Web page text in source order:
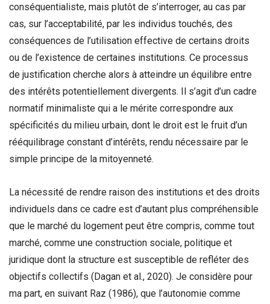
conséquentialiste, mais plutôt de s’interroger, au cas par
cas, sur l’acceptabilité, par les individus touchés, des
conséquences de l’utilisation effective de certains droits
ou de l’existence de certaines institutions. Ce processus
de justification cherche alors à atteindre un équilibre entre
des intérêts potentiellement divergents. Il s’agit d’un cadre
normatif minimaliste qui a le mérite correspondre aux
spécificités du milieu urbain, dont le droit est le fruit d’un
rééquilibrage constant d’intérêts, rendu nécessaire par le
simple principe de la mitoyenneté.
La nécessité de rendre raison des institutions et des droits
individuels dans ce cadre est d’autant plus compréhensible
que le marché du logement peut être compris, comme tout
marché, comme une construction sociale, politique et
juridique dont la structure est susceptible de refléter des
objectifs collectifs (Dagan et al., 2020). Je considère pour
ma part, en suivant Raz (1986), que l’autonomie comme